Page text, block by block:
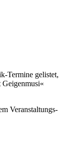
Termine gelistet,
Geigenmusi«
Veranstaltungs-